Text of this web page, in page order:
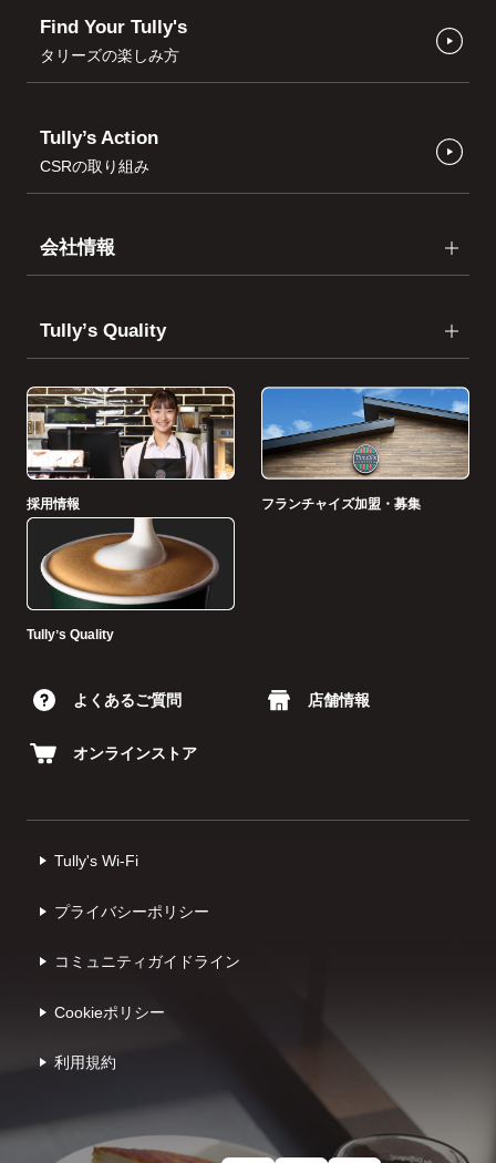
Find Your Tully's
タリーズの楽しみ方
Tully’s Action
CSRの取り組み
会社情報
Tullyʼs Quality
採用情報 フランチャイズ加盟・募集
Tullyʼs Quality
よくあるご質問 店舗情報
オンラインストア
Tully's Wi-Fi
プライバシーポリシー
コミュニティガイドライン
Cookieポリシー
利⽤規約